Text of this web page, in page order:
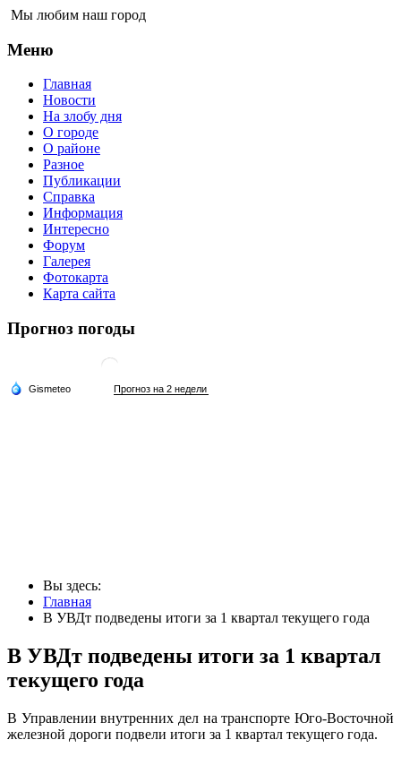
Мы любим наш город
Меню
Главная
Новости
На злобу дня
О городе
О районе
Разное
Публикации
Справка
Информация
Интересно
Форум
Галерея
Фотокарта
Карта сайта
Прогноз погоды
Вы здесь:
Главная
В УВДт подведены итоги за 1 квартал текущего года
В УВДт подведены итоги за 1 квартал
текущего года
В Управлении внутренних дел на транспорте Юго-Восточной
железной дороги подвели итоги за 1 квартал текущего года.